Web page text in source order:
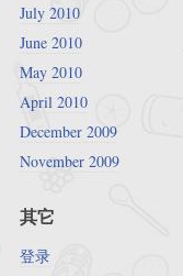
July 2010
June 2010
May 2010
April 2010
December 2009
November 2009
其它
登录